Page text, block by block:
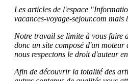
Les articles de l'espace
vacances-voyage-sejour.com mais
Notre travail se limite à vous faire
donc un site composé d'un moteur
nous respectons le droit d'auteur
Afin de découvrir la totalité des